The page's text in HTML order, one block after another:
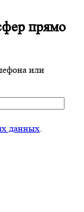
прямо
или
данных.